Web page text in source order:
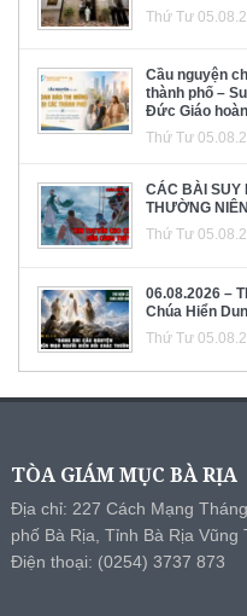
Thứ Tư
Cầu nguyện
thành phố –
Đức Giáo
Thứ Tư
CÁC BÀI SUY
THƯỜNG
Thứ Tư
06.08.2026 –
Chúa Hiển
Thứ Tư
TÒA GIÁM MỤC BÀ RỊA
Địa chỉ: 227 Cách Mạng
phố Bà Rịa, Tỉnh Bà Rịa Vũng
Điện thoại: (0254) 3737 873